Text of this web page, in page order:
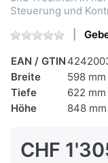
Steuerung und
EAN / GTIN
Breite
598 mm
Tiefe
622 mm
Höhe
848 mm
CHF